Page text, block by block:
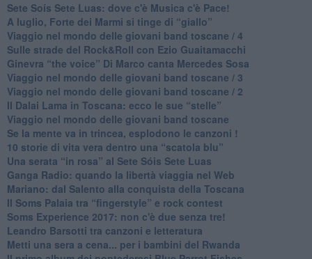
Sete Soís Sete Luas: dove c'è Musica c'è Pace!
​A luglio, Forte dei Marmi si tinge di “giallo”
Viaggio nel mondo delle giovani band toscane / 4
Sulle strade del Rock&Roll con Ezio Guaitamacchi
​Ginevra “the voice” Di Marco canta Mercedes Sosa
Viaggio nel mondo delle giovani band toscane / 3
​Viaggio nel mondo delle giovani band toscane / 2
Il Dalai Lama in Toscana: ecco le sue “stelle”
Viaggio nel mondo delle giovani band toscane
Se la mente va in trincea, esplodono le canzoni !
​10 storie di vita vera dentro una “scatola blu”
​Una serata “in rosa” al Sete Sóis Sete Luas
Ganga Radio: quando la libertà viaggia nel Web
Mariano: dal Salento alla conquista della Toscana
​Il Soms Palaia tra “fingerstyle” e rock contest
Soms Experience 2017: non c'è due senza tre!
​Leandro Barsotti tra canzoni e letteratura
​Metti una sera a cena... per i bambini del Rwanda